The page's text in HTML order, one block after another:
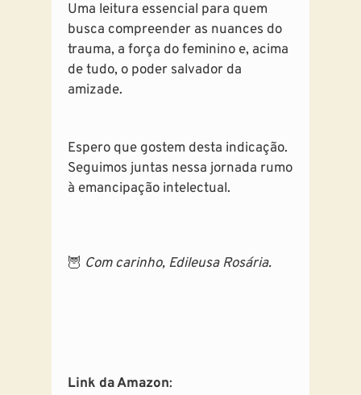
Uma leitura essencial para quem
busca compreender as nuances do
trauma, a força do feminino e, acima
de tudo, o poder salvador da
amizade.
Espero que gostem desta indicação.
Seguimos juntas nessa jornada rumo
à emancipação intelectual.
🦉 Com carinho, Edileusa Rosária.
Link da Amazon: